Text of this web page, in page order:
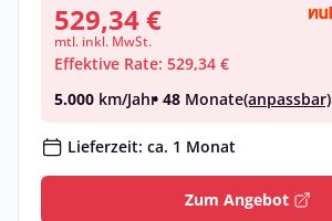
529,34 €
mtl. inkl. MwSt.
Effektive Rate: 529,34 €
5.000 km/Jahr• 48 Monate(anpassbar)
Lieferzeit: ca. 1 Monat
Zum Angebot